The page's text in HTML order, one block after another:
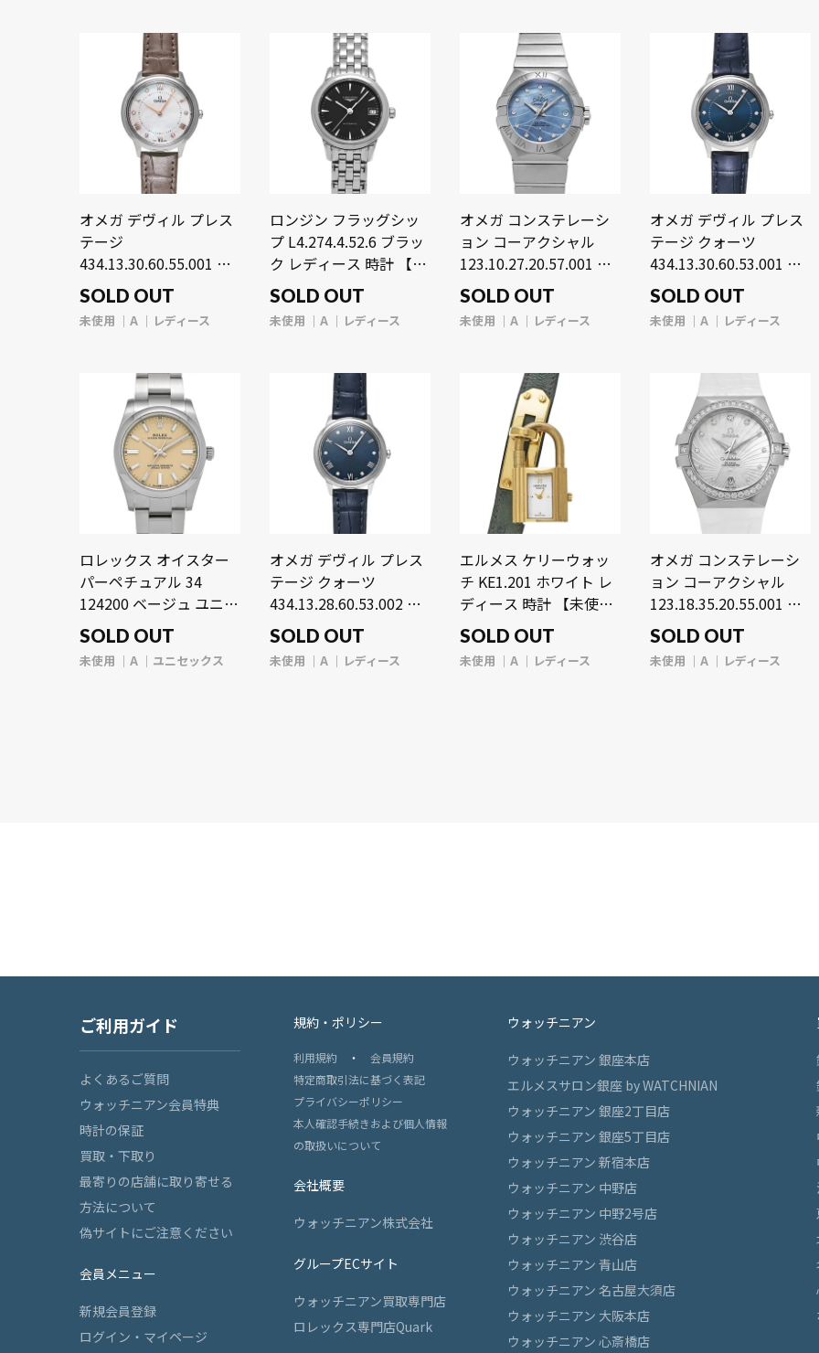
オメガ デヴィル プレス
テージ
434.13.30.60.55.001 ホ
ワイトシェル/ダイヤモ
ンド レディース 時計
【未使用】
SOLD OUT
未使用 A レディース
ロンジン フラッグシッ
プ L4.274.4.52.6 ブラッ
ク レディース 時計 【未
使用】【wristwatch】
SOLD OUT
未使用 A レディース
オメガ コンステレーシ
ョン コーアクシャル
123.10.27.20.57.001 ブ
ルーシェル/ダイヤモン
ド レディース 時計 【未
使用】【wristwatch】
SOLD OUT
未使用 A レディース
オメガ デヴィル プレス
テージ クォーツ
434.13.30.60.53.001 ブ
ルー/ダイヤモンド レデ
ィース 時計 【未使用】
【wristwatch】
SOLD OUT
未使用 A レディース
ロレックス オイスター
パーペチュアル 34
124200 ベージュ ユニセ
ックス 時計 【未使用】
【wristwatch】
SOLD OUT
未使用 A ユニセックス
オメガ デヴィル プレス
テージ クォーツ
434.13.28.60.53.002 ブ
ルー/ダイヤモンド レデ
ィース 時計 【未使用】
【wristwatch】
SOLD OUT
未使用 A レディース
エルメス ケリーウォッ
チ KE1.201 ホワイト レ
ディース 時計 【未使
用】【wristwatch】
SOLD OUT
未使用 A レディース
オメガ コンステレーシ
ョン コーアクシャル
123.18.35.20.55.001 ホ
ワイトシェル/ダイヤモ
ンド レディース 時計
【未使用】
SOLD OUT
未使用 A レディース
ご利用ガイド
よくあるご質問
ウォッチニアン会員特典
時計の保証
買取・下取り
最寄りの店舗に取り寄せる
方法について
偽サイトにご注意ください
会員メニュー
新規会員登録
ログイン・マイページ
規約・ポリシー
利用規約 ・ 会員規約
特定商取引法に基づく表記
プライバシーポリシー
本人確認手続きおよび個人情報
の取扱いについて
会社概要
ウォッチニアン株式会社
グループECサイト
ウォッチニアン買取専門店
ロレックス専門店Quark
ウォッチニアン
ウォッチニアン 銀座本店
エルメスサロン銀座 by WATCHNIAN
ウォッチニアン 銀座2丁目店
ウォッチニアン 銀座5丁目店
ウォッチニアン 新宿本店
ウォッチニアン 中野店
ウォッチニアン 中野2号店
ウォッチニアン 渋谷店
ウォッチニアン 青山店
ウォッチニアン 名古屋大須店
ウォッチニアン 大阪本店
ウォッチニアン 心斎橋店